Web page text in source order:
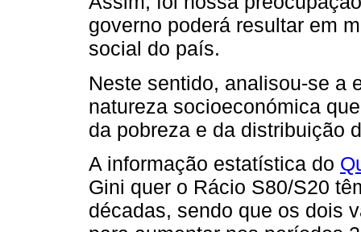
governo poderá resultar em
social do país.
Neste sentido, analisou-se a
natureza socioeconómica
da pobreza e da distribuição
A informação estatística do
Gini quer o Rácio S80/S20
décadas, sendo que os dois